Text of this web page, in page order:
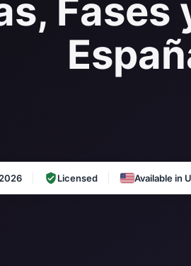
Fases
Licensed Available in